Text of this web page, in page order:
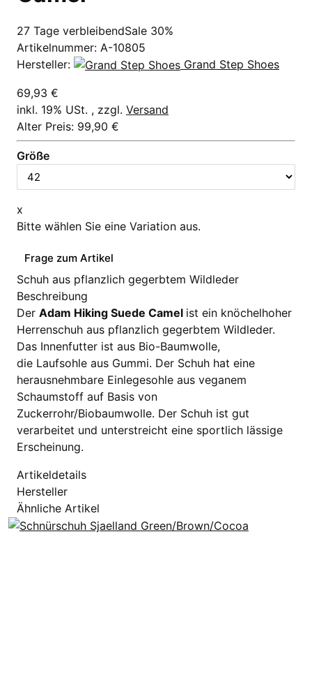
27 Tage verbleibendSale 30%
Artikelnummer: A-10805
Hersteller:
Grand Step Shoes
69,93 €
inkl. 19% USt. , zzgl. Versand
Alter Preis: 99,90 €
Größe
x
Bitte wählen Sie eine Variation aus.
Frage zum Artikel
Schuh aus pflanzlich gegerbtem Wildleder
Beschreibung
Der Adam Hiking Suede Camel ist ein knöchelhoher
Herrenschuh aus pflanzlich gegerbtem Wildleder.
Das Innenfutter ist aus Bio-Baumwolle,
die Laufsohle aus Gummi. Der Schuh hat eine
herausnehmbare Einlegesohle aus veganem
Schaumstoff auf Basis von
Zuckerrohr/Biobaumwolle. Der Schuh ist gut
verarbeitet und unterstreicht eine sportlich lässige
Erscheinung.
Artikeldetails
Hersteller
Ähnliche Artikel